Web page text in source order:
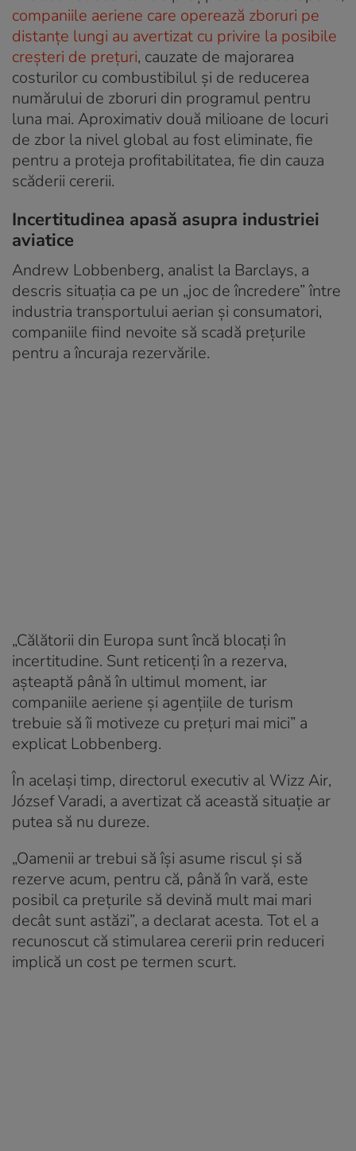
companiile aeriene care operează zboruri pe
distanțe lungi au avertizat cu privire la posibile
creșteri de prețuri, cauzate de majorarea
costurilor cu combustibilul și de reducerea
numărului de zboruri din programul pentru
luna mai. Aproximativ două milioane de locuri
de zbor la nivel global au fost eliminate, fie
pentru a proteja profitabilitatea, fie din cauza
scăderii cererii.
Incertitudinea apasă asupra industriei
aviatice
Andrew Lobbenberg, analist la Barclays, a
descris situația ca pe un „joc de încredere” între
industria transportului aerian și consumatori,
companiile fiind nevoite să scadă prețurile
pentru a încuraja rezervările.
„Călătorii din Europa sunt încă blocați în
incertitudine. Sunt reticenți în a rezerva,
așteaptă până în ultimul moment, iar
companiile aeriene și agențiile de turism
trebuie să îi motiveze cu prețuri mai mici” a
explicat Lobbenberg.
În același timp, directorul executiv al Wizz Air,
József Varadi, a avertizat că această situație ar
putea să nu dureze.
„Oamenii ar trebui să își asume riscul și să
rezerve acum, pentru că, până în vară, este
posibil ca prețurile să devină mult mai mari
decât sunt astăzi”, a declarat acesta. Tot el a
recunoscut că stimularea cererii prin reduceri
implică un cost pe termen scurt.